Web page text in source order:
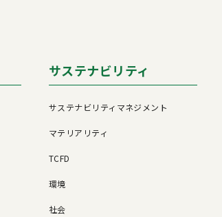
サステナビリティ
サステナビリティマネジメント
マテリアリティ
TCFD
環境
社会